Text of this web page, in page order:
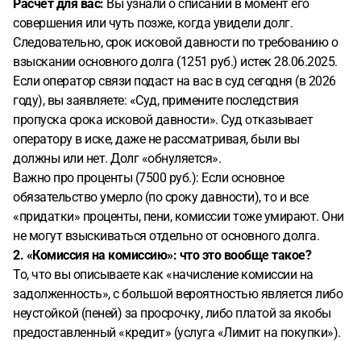
Расчет для вас: Вы узнали о списании в момент его
совершения или чуть позже, когда увидели долг.
Следовательно, срок исковой давности по требованию о
взыскании основного долга (1251 руб.) истек 28.06.2025.
Если оператор связи подаст на вас в суд сегодня (в 2026
году), вы заявляете: «Суд, примените последствия
пропуска срока исковой давности». Суд отказывает
оператору в иске, даже не рассматривая, были вы
должны или нет. Долг «обнуляется».
Важно про проценты (7500 руб.): Если основное
обязательство умерло (по сроку давности), то и все
«придатки» проценты, пени, комиссии тоже умирают. Они
не могут взыскиваться отдельно от основного долга.
2. «Комиссия на комиссию»: что это вообще такое?
То, что вы описываете как «начисление комиссии на
задолженность», с большой вероятностью является либо
неустойкой (пеней) за просрочку, либо платой за якобы
предоставленный «кредит» (услуга «Лимит на покупки»).